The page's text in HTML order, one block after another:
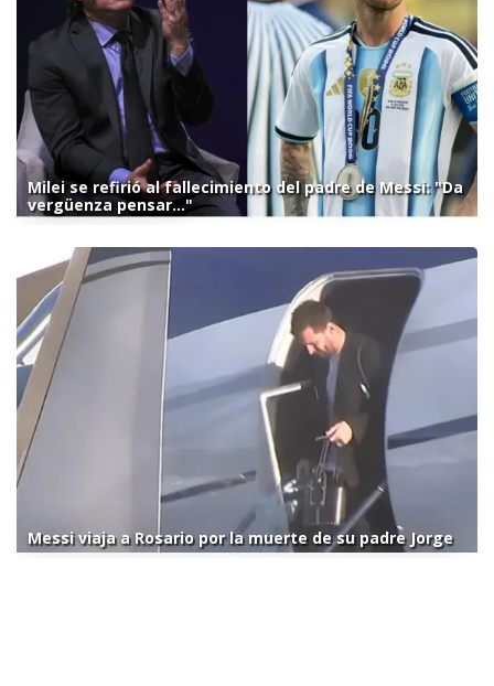
Milei se refirió al fallecimiento del padre de Messi: "Da
vergüenza pensar..."
Messi viaja a Rosario por la muerte de su padre Jorge